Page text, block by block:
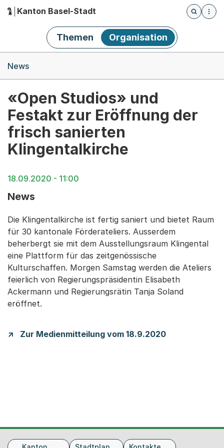
Hauptnavigation
Kanton Basel-Stadt
Öffnet
Themen Organisation
News
«Open Studios» und
Festakt zur Eröffnung der
frisch sanierten
Klingentalkirche
18.09.2020 - 11:00
News
Die Klingentalkirche ist fertig saniert und bietet Raum
für 30 kantonale Förderateliers. Ausserdem
beherbergt sie mit dem Ausstellungsraum Klingental
eine Plattform für das zeitgenössische
Kulturschaffen. Morgen Samstag werden die Ateliers
feierlich von Regierungspräsidentin Elisabeth
Ackermann und Regierungsrätin Tanja Soland
eröffnet.
Zur Medienmitteilung vom 18.9.2020
Fusszeile